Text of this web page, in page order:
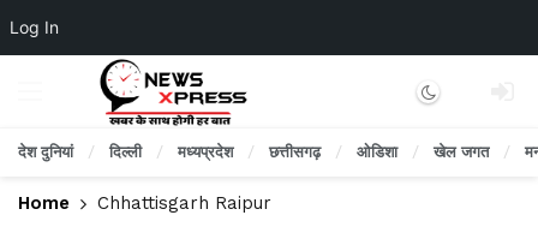
Log In
Dark mode
देश दुनियां दिल्ली मध्यप्रदेश छत्तीसगढ़ ओडिशा खेल जगत
Home Chhattisgarh Raipur